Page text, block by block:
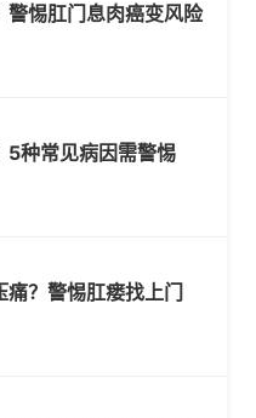
警惕肛门息肉癌变风险
5种常见病因需警惕
痛？警惕肛瘘找上门